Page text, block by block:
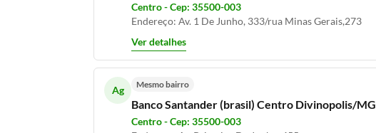
Centro - Cep: 35500-003
Endereço: Av. 1 De Junho, 333/rua Minas Gerais,273
Ver detalhes
Ag Mesmo bairro
Banco Santander (brasil) Centro Divinopolis/MG
Centro - Cep: 35500-003